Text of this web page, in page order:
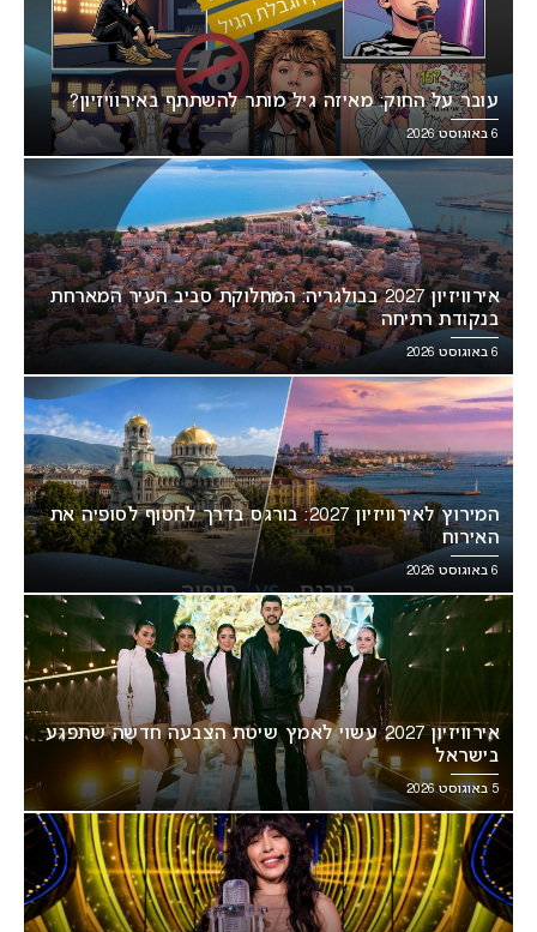
עובר על החוק: מאיזה גיל מותר להשתתף באירוויזיון?
6 באוגוסט 2026
אירוויזיון 2027 בבולגריה: המחלוקת סביב העיר המארחת
בנקודת רתיחה
6 באוגוסט 2026
המירוץ לאירוויזיון 2027: בורגס בדרך לחטוף לסופיה את
האירוח
6 באוגוסט 2026
אירוויזיון 2027 עשוי לאמץ שיטת הצבעה חדשה שתפגע
בישראל
5 באוגוסט 2026